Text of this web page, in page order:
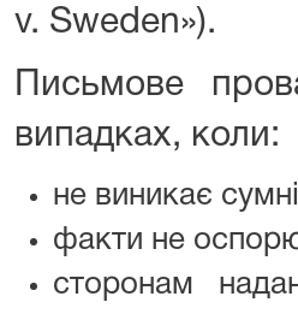
v. Sweden»).
Письмове
випадках, коли:
не виникає
факти не
сторонам